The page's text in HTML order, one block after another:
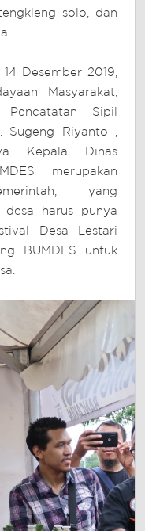
solo, dan
Desember 2019,
Masyarakat,
Pencatatan Sipil
Sugeng Riyanto ,
Kepala Dinas
merupakan
yang
harus punya
Desa Lestari
BUMDES untuk